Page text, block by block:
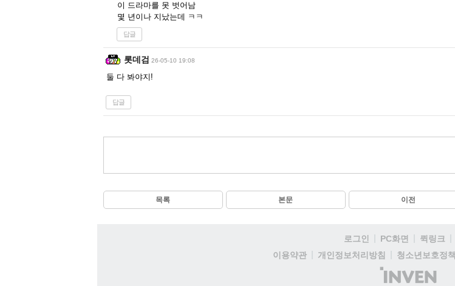
이 드라마를 못 벗어남
몇 년이나 지났는데 ㅋㅋ
답글
롯데검 26-05-10 19:08
둘 다 봐야지!
답글
목록 본문 이전
로그인 PC화면 퀵링크
이용약관
개인정보처리방침 청소년보호정책
(주)